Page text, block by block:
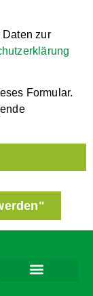
Daten zur
Formular.